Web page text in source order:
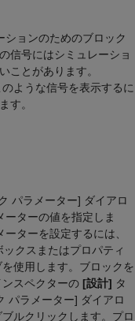
ションのためのブロック
信号にはシミュレーショ
ことがあります。
ような信号を表示するに
す。
パラメーター] ダイアロ
ターの値を指定しま
ターを設定するには、
クスまたはプロパティ
を使用します。ブロックを
スペクターの [設計] タ
パラメーター] ダイアロ
ルクリックします。プロ